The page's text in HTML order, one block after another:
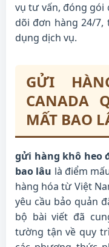
vụ tư vấn, đóng gói
dõi đơn hàng 24/
dụng dịch vụ.
GỬI
CANADA
MẤT BAO
gửi hàng khô heo
bao lâu là điểm
hàng hóa từ Việt
yêu cầu bảo quản
bộ bài viết đã
tường tận về quy